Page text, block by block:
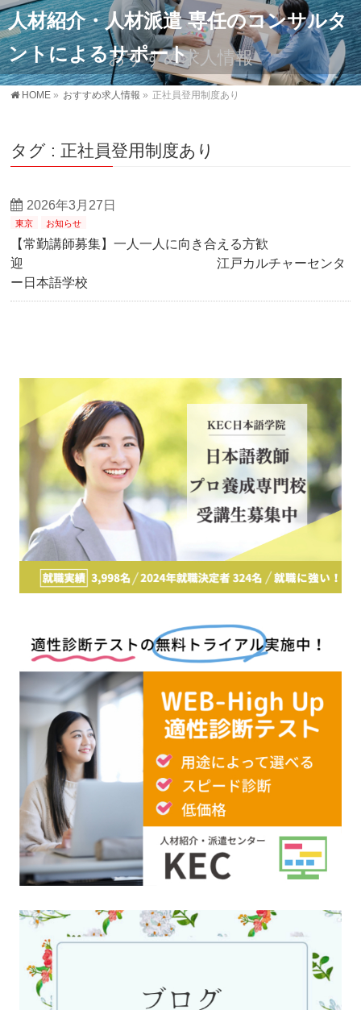
人材紹介・人材派遣 専任のコンサルタ
ントによるサポート
おすすめ求人情報
HOME » おすすめ求人情報 » 正社員登用制度あり
タグ : 正社員登用制度あり
2026年3月27日
東京 お知らせ
【常勤講師募集】一人一人に向き合える方歓
迎 江戸カルチャーセンタ
ー日本語学校